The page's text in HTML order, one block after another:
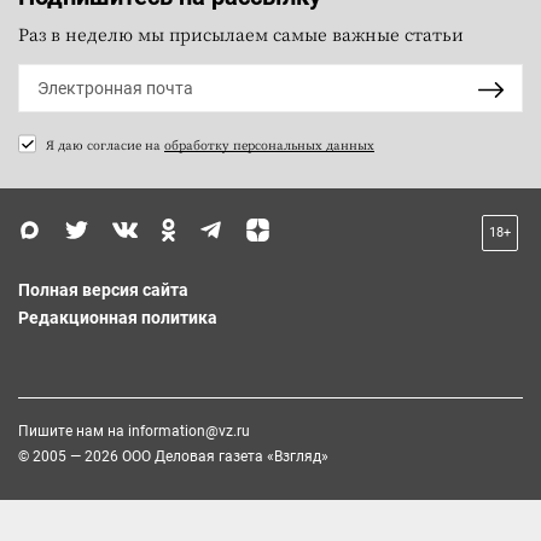
Раз в неделю мы присылаем самые важные статьи
Я даю согласие на обработку персональных данных
18+
Полная версия сайта
Редакционная политика
Пишите нам на information@vz.ru
© 2005 — 2026 ООО Деловая газета «Взгляд»